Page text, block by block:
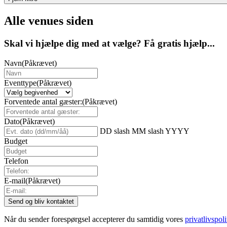
Alle venues siden
Skal vi hjælpe dig med at vælge? Få gratis hjælp...
Navn(Påkrævet)
Eventtype(Påkrævet)
Forventede antal gæster:(Påkrævet)
Dato(Påkrævet)
DD slash MM slash YYYY
Budget
Telefon
E-mail(Påkrævet)
Når du sender forespørgsel accepterer du samtidig vores